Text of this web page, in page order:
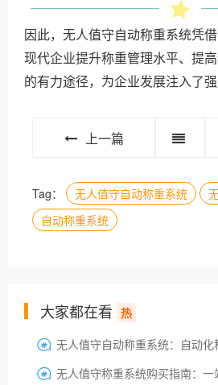
因此，无人值守自动称重系统凭
现代企业提升称重管理水平、提
的有力途径，为企业发展注入了强
上一篇
Tag： 无人值守自动称重系统
自动称重系统
大家都在看 热
 无人值守自动称重系统：自动
 无人值守称重系统购买指南：